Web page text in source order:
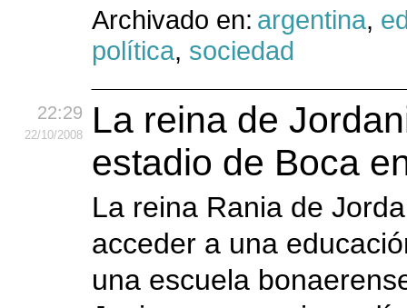
Archivado en: argentina,
política, sociedad
22:29
22/10/2008
La reina de
estadio de Boca
La reina Rania de
acceder a una
una escuela